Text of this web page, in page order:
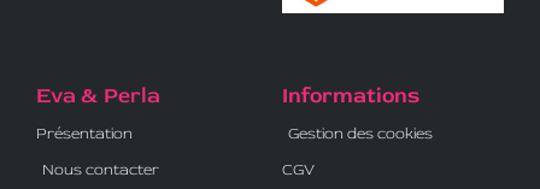
Eva & Perla
Présentation
Nous contacter
Informations
Gestion des cookies
CGV